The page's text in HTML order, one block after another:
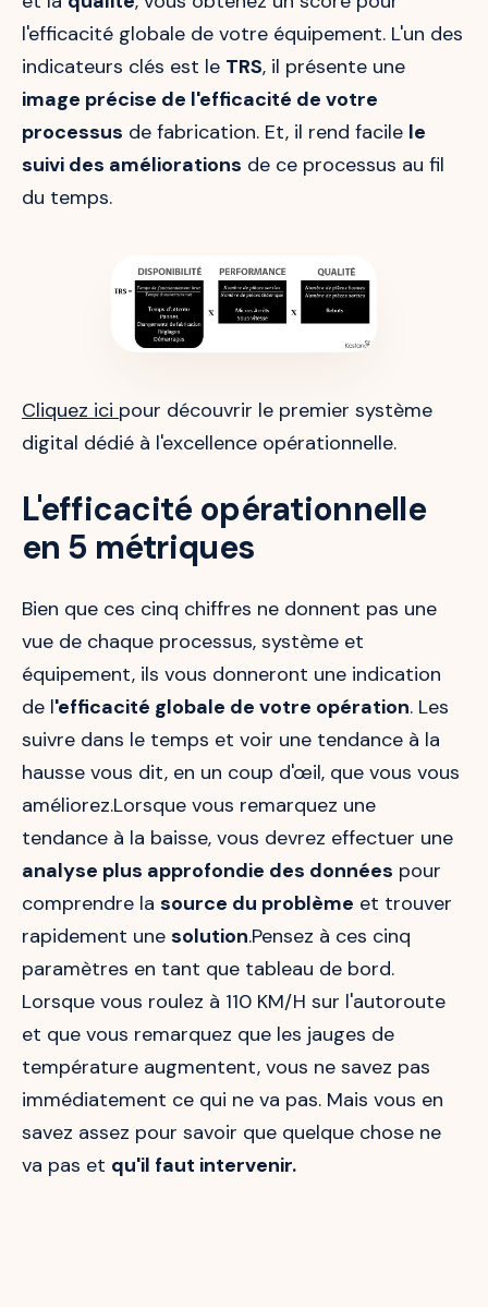
l'efficacité globale de votre équipement. L'un des
indicateurs clés est le TRS, il présente une
image précise de l'efficacité de votre
processus de fabrication. Et, il rend facile le
suivi des améliorations de ce processus au fil
du temps.
Cliquez ici pour découvrir le premier système
digital dédié à l'excellence opérationnelle.
L'efficacité opérationnelle
en 5 métriques
Bien que ces cinq chiffres ne donnent pas une
vue de chaque processus, système et
équipement, ils vous donneront une indication
de l'efficacité globale de votre opération. Les
suivre dans le temps et voir une tendance à la
hausse vous dit, en un coup d'œil, que vous vous
améliorez.Lorsque vous remarquez une
tendance à la baisse, vous devrez effectuer une
analyse plus approfondie des données pour
comprendre la source du problème et trouver
rapidement une solution.Pensez à ces cinq
paramètres en tant que tableau de bord.
Lorsque vous roulez à 110 KM/H sur l'autoroute
et que vous remarquez que les jauges de
température augmentent, vous ne savez pas
immédiatement ce qui ne va pas. Mais vous en
savez assez pour savoir que quelque chose ne
va pas et qu'il faut intervenir.